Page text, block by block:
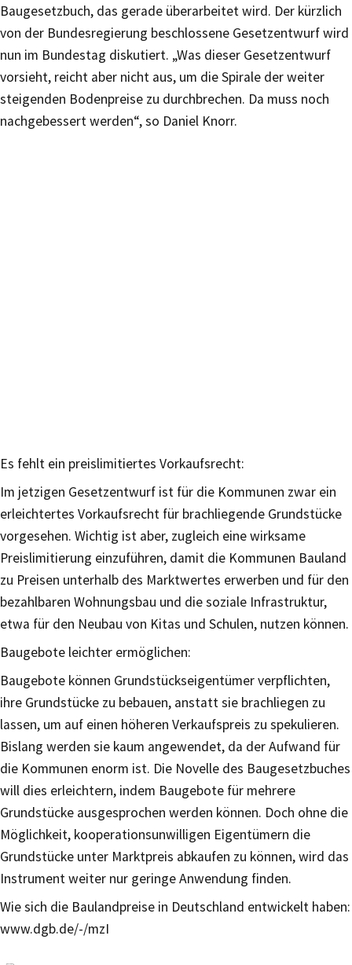
Baugesetzbuch, das gerade überarbeitet wird. Der kürzlich
von der Bundesregierung beschlossene Gesetzentwurf wird
nun im Bundestag diskutiert. „Was dieser Gesetzentwurf
vorsieht, reicht aber nicht aus, um die Spirale der weiter
steigenden Bodenpreise zu durchbrechen. Da muss noch
nachgebessert werden“, so Daniel Knorr.
Es fehlt ein preislimitiertes Vorkaufsrecht:
Im jetzigen Gesetzentwurf ist für die Kommunen zwar ein
erleichtertes Vorkaufsrecht für brachliegende Grundstücke
vorgesehen. Wichtig ist aber, zugleich eine wirksame
Preislimitierung einzuführen, damit die Kommunen Bauland
zu Preisen unterhalb des Marktwertes erwerben und für den
bezahlbaren Wohnungsbau und die soziale Infrastruktur,
etwa für den Neubau von Kitas und Schulen, nutzen können.
Baugebote leichter ermöglichen:
Baugebote können Grundstückseigentümer verpflichten,
ihre Grundstücke zu bebauen, anstatt sie brachliegen zu
lassen, um auf einen höheren Verkaufspreis zu spekulieren.
Bislang werden sie kaum angewendet, da der Aufwand für
die Kommunen enorm ist. Die Novelle des Baugesetzbuches
will dies erleichtern, indem Baugebote für mehrere
Grundstücke ausgesprochen werden können. Doch ohne die
Möglichkeit, kooperationsunwilligen Eigentümern die
Grundstücke unter Marktpreis abkaufen zu können, wird das
Instrument weiter nur geringe Anwendung finden.
Wie sich die Baulandpreise in Deutschland entwickelt haben:
www.dgb.de/-/mzI